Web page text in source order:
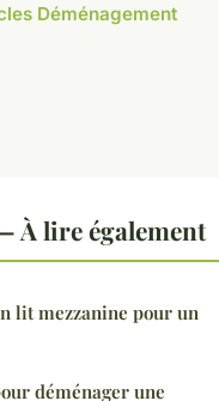
Déménagement
À lire également
lit mezzanine pour un
déménager une